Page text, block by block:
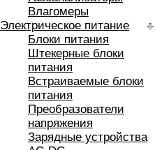
Влагомеры
Электрическое питание
Блоки питания
Штекерные блоки
питания
Встраиваемые блоки
питания
Преобразователи
напряжения
Зарядные устройства